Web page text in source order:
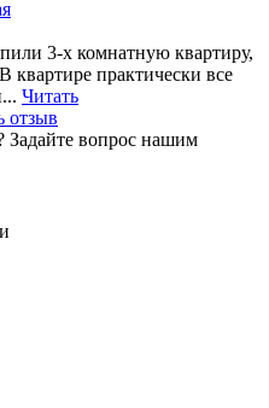
3-х комнатную квартиру,
квартире практически все
Читать
отзыв
Задайте вопрос нашим